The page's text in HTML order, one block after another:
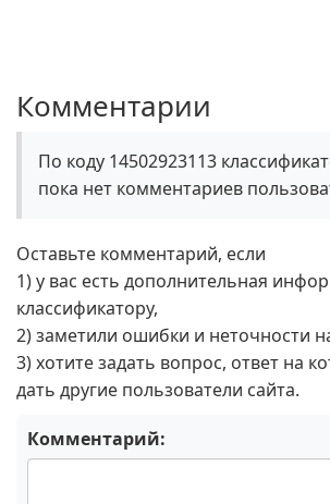
Комментарии
По коду 14502923113
пока нет комментариев
Оставьте комментарий, если
1) у вас есть дополнительная
классификатору,
2) заметили ошибки и неточности
3) хотите задать вопрос, ответ на
дать другие пользователи сайта.
Комментарий: